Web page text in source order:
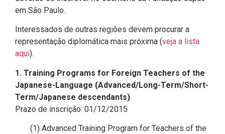
em São Paulo.
Interessados de outras regiões devem procurar a
representação diplomática mais próxima (veja a lista
aqui).
1. Training Programs for Foreign Teachers of the
Japanese-Language (Advanced/Long-Term/Short-
Term/Japanese descendants)
Prazo de inscrição: 01/12/2015
(1) Advanced Training Program for Teachers of the